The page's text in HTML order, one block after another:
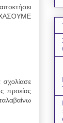
προείας